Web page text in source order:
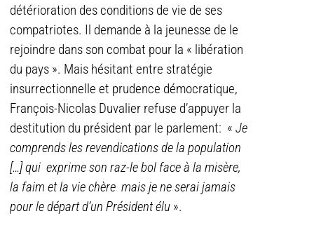
détérioration des conditions de vie de ses
compatriotes. Il demande à la jeunesse de le
rejoindre dans son combat pour la « libération
du pays ». Mais hésitant entre stratégie
insurrectionnelle et prudence démocratique,
François-Nicolas Duvalier refuse d’appuyer la
destitution du président par le parlement: « Je
comprends les revendications de la population
[…] qui exprime son raz-le bol face à la misère,
la faim et la vie chère mais je ne serai jamais
pour le départ d’un Président élu ».